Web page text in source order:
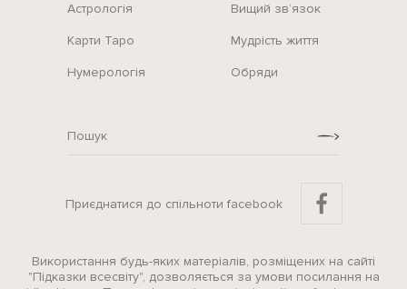
Астрологія Вищий зв‘язок
Карти Таро Мудрість життя
Нумерологія Обряди
Приєднатися до спільноти facebook
Використання будь-яких матеріалів, розміщених на сайті
"Підказки всесвіту", дозволяється за умови посилання на